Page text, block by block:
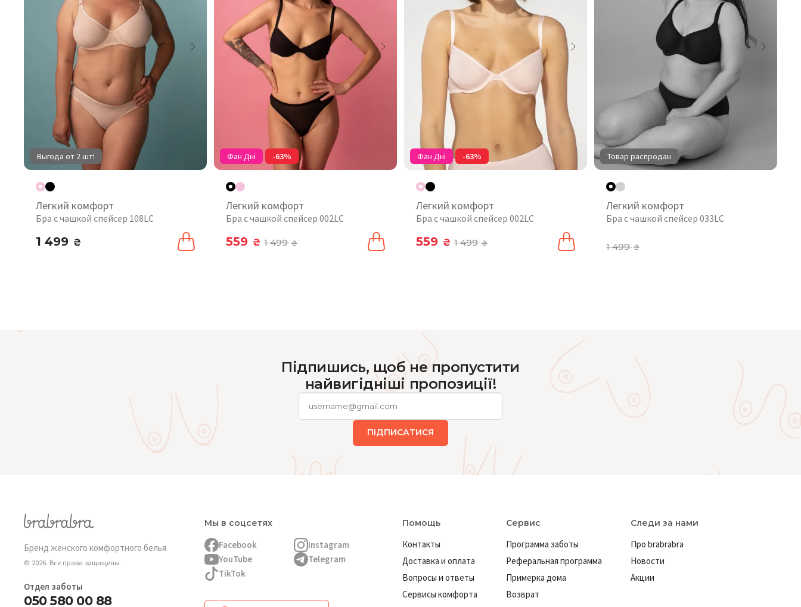
Выгода от 2 шт!
Легкий комфорт
Бра с чашкой спейсер 108LC
1 499 ₴
Фан Дні -63%
Легкий комфорт
Бра с чашкой спейсер 002LC
559 ₴ 1 499₴
Фан Дні -63%
Легкий комфорт
Бра с чашкой спейсер 002LC
559 ₴ 1 499₴
Товар распродан
Легкий комфорт
Бра с чашкой спейсер 033LC
1 499₴
Підпишись, щоб не пропустити
найвигідніші пропозиції!
ПІДПИСАТИСЯ
Бренд женского комфортного белья
© 2026. Все права защищены.
Отдел заботы
050 580 00 88
Мы в соцсетях
Facebook
Instagram
YouTube
Telegram
TikTok
Помощь
Контакты
Доставка и оплата
Вопросы и ответы
Сервисы комфорта
Сервис
Программа заботы
Реферальная программа
Примерка дома
Возврат
Следи за нами
Про brabrabra
Новости
Акции